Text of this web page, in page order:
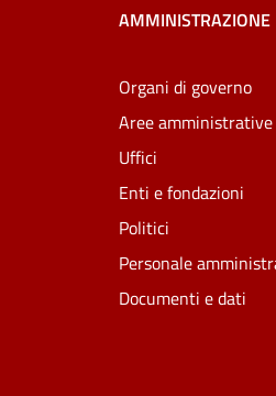
AMMINISTRAZIONE
Organi di governo
Aree amministrative
Uffici
Enti e fondazioni
Politici
Personale
Documenti e dati